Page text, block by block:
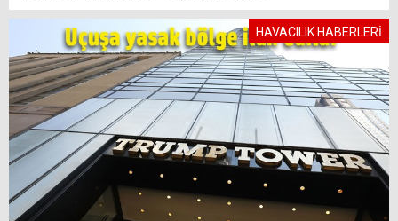
HAVACILIK HABERLERİ